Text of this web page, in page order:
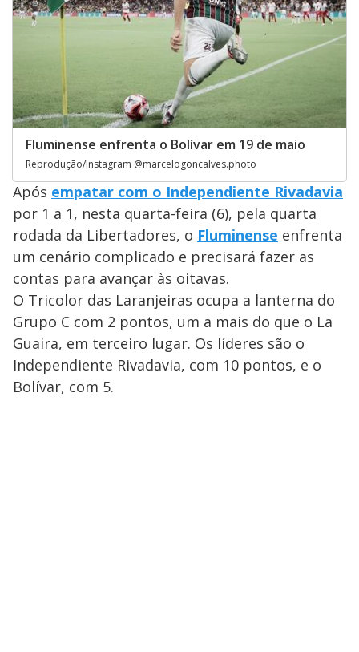
Fluminense enfrenta o Bolívar em 19 de maio
Reprodução/Instagram @marcelogoncalves.photo
Após empatar com o Independiente Rivadavia
por 1 a 1, nesta quarta-feira (6), pela quarta
rodada da Libertadores, o Fluminense enfrenta
um cenário complicado e precisará fazer as
contas para avançar às oitavas.
O Tricolor das Laranjeiras ocupa a lanterna do
Grupo C com 2 pontos, um a mais do que o La
Guaira, em terceiro lugar. Os líderes são o
Independiente Rivadavia, com 10 pontos, e o
Bolívar, com 5.